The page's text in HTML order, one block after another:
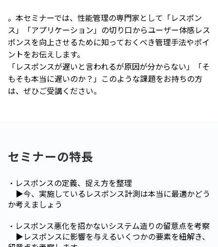
。本セミナーでは、性能管理の専門家として「レスポン
ス」「アプリケーション」の切り口からユーザー体感レス
ポンスを向上させるために知っておくべき管理手法やポイ
ントをお伝えします。
「レスポンスが遅いと言われるが原因が分からない」「そ
もそも本当に遅いのか？」このような課題をお持ちの方
は、ぜひご受講ください。
セミナーの特長
・レスポンスの定義、捉え方を整理
▶今、実施しているレスポンス計測は本当に最適かどう
か考えましょう
・レスポンス悪化を招かないシステム造りの留意点を考察
▶レスポンスに影響を与えるいくつかの要素を紐解き、